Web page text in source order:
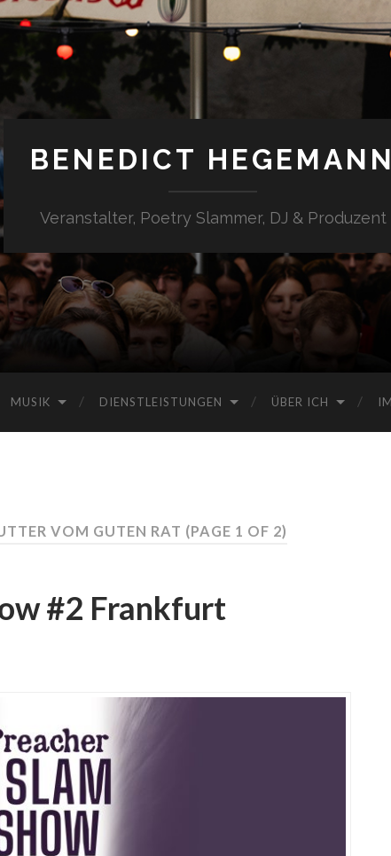
BENEDICT HEGEMANN
Veranstalter, Poetry Slammer, DJ & Produzent
MUSIK DIENSTLEISTUNGEN ÜBER ICH
VOM GUTEN RAT (PAGE 1 OF 2)
#2 Frankfurt